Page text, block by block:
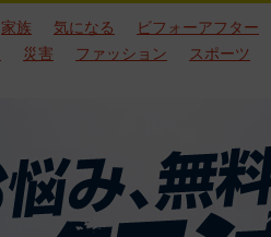
家族 気になる ビフォーアフター
災害 ファッション スポーツ